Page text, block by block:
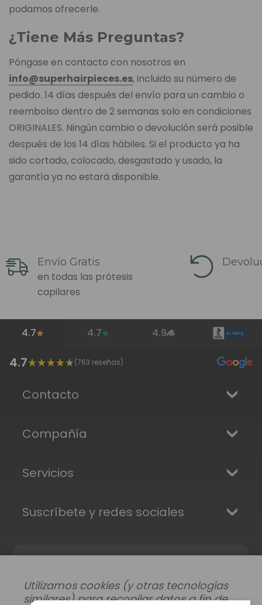
podamos ofrecerle.
¿Tiene Más Preguntas?
Póngase en contacto con nosotros en
info@superhairpieces.es, incluido su número de
pedido. 14 días después del envío para un cambio o
reembolso dentro de 2 semanas solo en condiciones
ORIGINALES. Ningún cambio o devolución será posible
después de los 14 días hábiles. Si el producto ya ha
sido cortado, colocado, desgastado y usado, la
garantía ya no estará disponible.
Envío Gratis
en todas las prótesis
capilares
4.7 4.7 4.9
4.7 (763 reseñas)
Contacto
Compañía
Servicios
Suscríbete y redes sociales
Utilizamos cookies (y otras tecnologías
similares) para recopilar datos a fin de